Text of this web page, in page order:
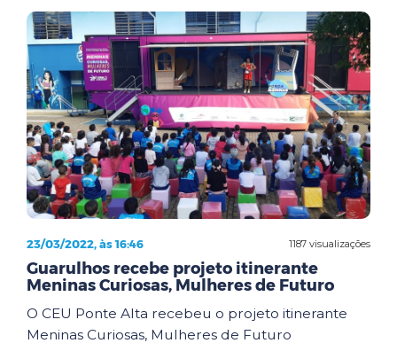
1187 visualizações
23/03/2022, às 16:46
Guarulhos recebe projeto itinerante
Meninas Curiosas, Mulheres de Futuro
O CEU Ponte Alta recebeu o projeto itinerante
Meninas Curiosas, Mulheres de Futuro